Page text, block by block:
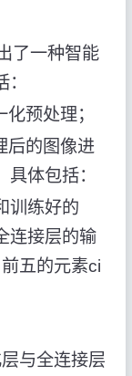
了一种智能
预处理；
后的图像进
体包括：
训练好的
连接层的输
五的元素ci
与全连接层